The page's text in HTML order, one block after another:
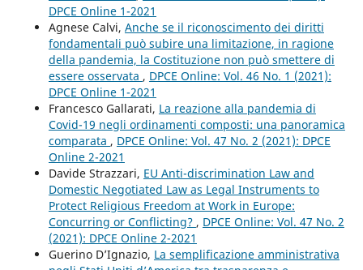
DPCE Online 1-2021
Agnese Calvi, Anche se il riconoscimento dei diritti
fondamentali può subire una limitazione, in ragione
della pandemia, la Costituzione non può smettere di
essere osservata , DPCE Online: Vol. 46 No. 1 (2021):
DPCE Online 1-2021
Francesco Gallarati, La reazione alla pandemia di
Covid-19 negli ordinamenti composti: una panoramica
comparata , DPCE Online: Vol. 47 No. 2 (2021): DPCE
Online 2-2021
Davide Strazzari, EU Anti-discrimination Law and
Domestic Negotiated Law as Legal Instruments to
Protect Religious Freedom at Work in Europe:
Concurring or Conflicting? , DPCE Online: Vol. 47 No. 2
(2021): DPCE Online 2-2021
Guerino D’Ignazio, La semplificazione amministrativa